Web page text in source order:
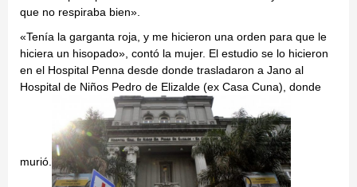
que no respiraba bien».
«Tenía la garganta roja, y me hicieron una orden para que le
hiciera un hisopado», contó la mujer. El estudio se lo hicieron
en el Hospital Penna desde donde trasladaron a Jano al
Hospital de Niños Pedro de Elizalde (ex Casa Cuna), donde
murió.